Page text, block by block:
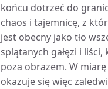
końcu dotrzeć do
chaos i tajemnicę, z
jest obecny jako tło
splątanych gałęzi i
poza obrazem. W
okazuje się więc